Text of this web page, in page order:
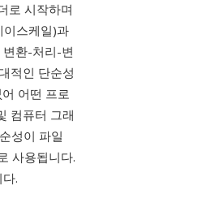
로 시작하며
이스케일)과
환-처리-변
적인 단순성
어떤 프로
컴퓨터 그래
성이 파일
사용됩니다.
.